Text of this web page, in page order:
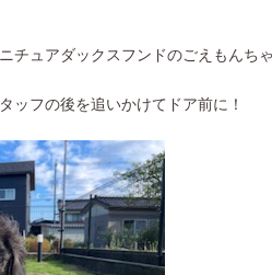
チュアダックスフンドのごえもんち
ッフの後を追いかけてドア前に！